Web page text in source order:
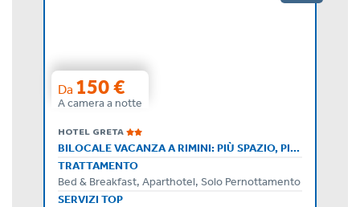
Da 150 €
A camera a notte
HOTEL GRETA
BILOCALE VACANZA A RIMINI: PIÙ SPAZIO, PIÙ COMFORT, PIÙ LIBERTÀ!
TRATTAMENTO
Bed & Breakfast, Aparthotel, Solo Pernottamento
SERVIZI TOP